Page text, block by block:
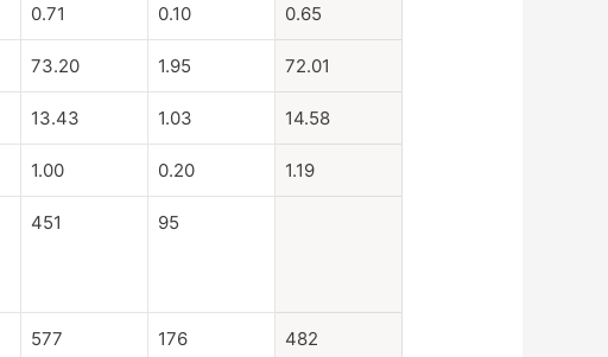
0.71 0.10 0.65
73.20 1.95 72.01
13.43 1.03 14.58
1.00 0.20 1.19
451 95
577 176 482